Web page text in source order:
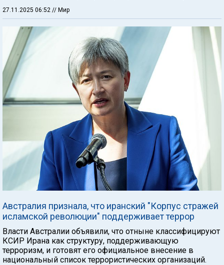
27.11.2025 06:52 // Мир
Австралия признала, что иранский "Корпус стражей
исламской революции" поддерживает террор
Власти Австралии объявили, что отныне классифицируют
КСИР Ирана как структуру, поддерживающую
терроризм, и готовят его официальное внесение в
национальный список террористических организаций.